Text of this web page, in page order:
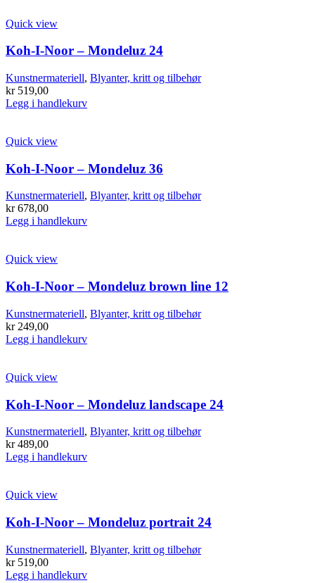
Quick view
Koh-I-Noor – Mondeluz 24
Kunstnermateriell, Blyanter, kritt og tilbehør
kr519,00
Legg i handlekurv
Quick view
Koh-I-Noor – Mondeluz 36
Kunstnermateriell, Blyanter, kritt og tilbehør
kr678,00
Legg i handlekurv
Quick view
Koh-I-Noor – Mondeluz brown line 12
Kunstnermateriell, Blyanter, kritt og tilbehør
kr249,00
Legg i handlekurv
Quick view
Koh-I-Noor – Mondeluz landscape 24
Kunstnermateriell, Blyanter, kritt og tilbehør
kr489,00
Legg i handlekurv
Quick view
Koh-I-Noor – Mondeluz portrait 24
Kunstnermateriell, Blyanter, kritt og tilbehør
kr519,00
Legg i handlekurv